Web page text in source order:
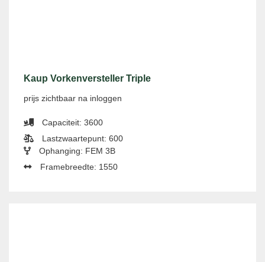
Kaup Vorkenversteller Triple
prijs zichtbaar na inloggen
Capaciteit: 3600
Lastzwaartepunt: 600
Ophanging: FEM 3B
Framebreedte: 1550